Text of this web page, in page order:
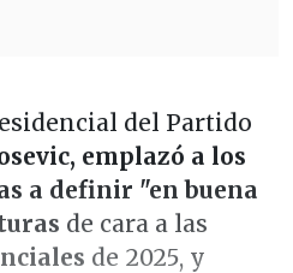
del Partido
emplazó a los
a definir "en buena
de cara a las
de 2025, y